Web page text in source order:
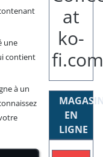
une
contient
à un
EN
LIGNE